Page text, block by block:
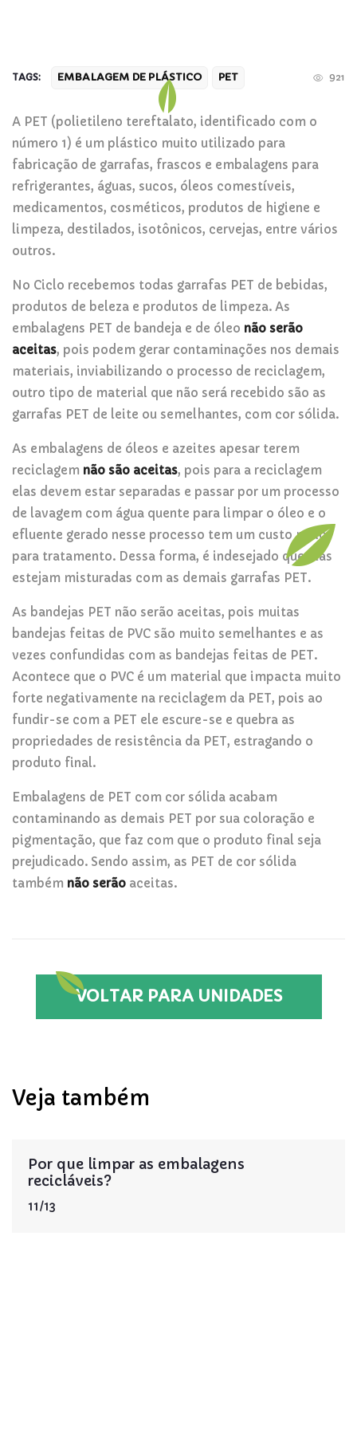
TAGS: EMBALAGEM DE PLÁSTICO PET 921
A PET (polietileno tereftalato, identificado com o
número 1) é um plástico muito utilizado para
fabricação de garrafas, frascos e embalagens para
refrigerantes, águas, sucos, óleos comestíveis,
medicamentos, cosméticos, produtos de higiene e
limpeza, destilados, isotônicos, cervejas, entre vários
outros.
No Ciclo recebemos todas garrafas PET de bebidas,
produtos de beleza e produtos de limpeza. As
embalagens PET de bandeja e de óleo não serão
aceitas, pois podem gerar contaminações nos demais
materiais, inviabilizando o processo de reciclagem,
outro tipo de material que não será recebido são as
garrafas PET de leite ou semelhantes, com cor sólida.
As embalagens de óleos e azeites apesar terem
reciclagem não são aceitas, pois para a reciclagem
elas devem estar separadas e passar por um processo
de lavagem com água quente para limpar o óleo e o
efluente gerado nesse processo tem um custo maior
para tratamento. Dessa forma, é indesejado que elas
estejam misturadas com as demais garrafas PET.
As bandejas PET não serão aceitas, pois muitas
bandejas feitas de PVC são muito semelhantes e as
vezes confundidas com as bandejas feitas de PET.
Acontece que o PVC é um material que impacta muito
forte negativamente na reciclagem da PET, pois ao
fundir-se com a PET ele escure-se e quebra as
propriedades de resistência da PET, estragando o
produto final.
Embalagens de PET com cor sólida acabam
contaminando as demais PET por sua coloração e
pigmentação, que faz com que o produto final seja
prejudicado. Sendo assim, as PET de cor sólida
também não serão aceitas.
VOLTAR PARA UNIDADES
Veja também
Por que limpar as embalagens
recicláveis?
11/13